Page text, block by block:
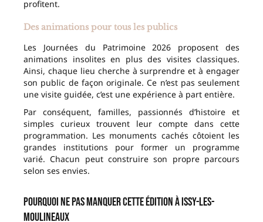
profitent.
Des animations pour tous les publics
Les Journées du Patrimoine 2026 proposent des
animations insolites en plus des visites classiques.
Ainsi, chaque lieu cherche à surprendre et à engager
son public de façon originale. Ce n’est pas seulement
une visite guidée, c’est une expérience à part entière.
Par conséquent, familles, passionnés d’histoire et
simples curieux trouvent leur compte dans cette
programmation. Les monuments cachés côtoient les
grandes institutions pour former un programme
varié. Chacun peut construire son propre parcours
selon ses envies.
Pourquoi ne pas manquer cette édition à Issy-les-
Moulineaux